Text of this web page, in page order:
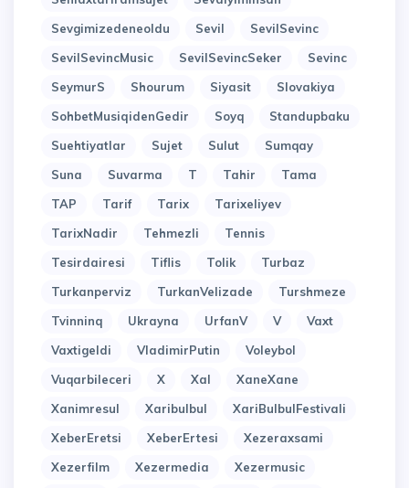
Sevgimizedeneoldu
Sevil
SevilSevinc
SevilSevincMusic
SevilSevincSeker
Sevinc
SeymurS
Shourum Siyasit
Slovakiya
SohbetMusiqidenGedir
Soyq
Standupbaku
Suehtiyatlar
Sujet Sulut
Sumqay
Suna
Suvarma T Tahir
Tama
TAP
Tarif Tarix
Tarixeliyev
TarixNadir
Tehmezli
Tennis
Tesirdairesi
Tiflis Tolik
Turbaz
Turkanperviz
TurkanVelizade
Turshmeze
Tvinninq
Ukrayna UrfanV V
Vaxt
Vaxtigeldi
VladimirPutin
Voleybol
Vuqarbileceri
X Xal
XaneXane
Xanimresul
Xaribulbul
XariBulbulFestivali
XeberEretsi
XeberErtesi
Xezeraxsami
Xezerfilm
Xezermedia
Xezermusic